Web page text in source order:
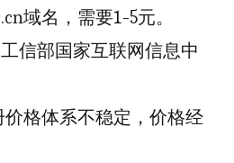
域名，需要1-5元。
信部国家互联网信息中
格体系不稳定，价格经